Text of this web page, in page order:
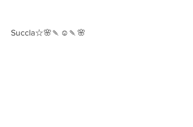
Succla☆🌸🍡☺️🍡🌸